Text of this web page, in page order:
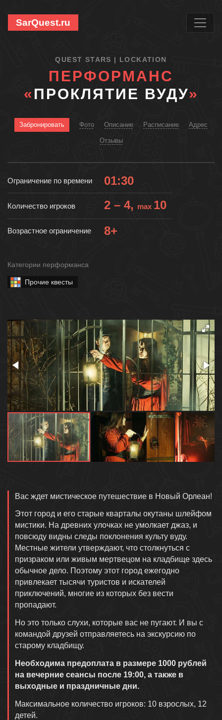
SarQuest.ru
QUEST STARS | LOCKATION
ПЕРФОРМАНС
«ПРОКЛЯТИЕ ВУДУ»
Забронировать Фото Описание Расписание Адрес
Отзывы
Ограничение по времени 01:30
Количество игроков 2 – 4, max 10
Возрастное ограничение 8+
Категории перформанса
Прочие квесты
Описание
Вас ждет мистическое путешествие в Новый Орлеан!
Этот город и его старые кварталы окутаны шлейфом
мистики. На древних улочках не умолкает джаз, и
повсюду видны следы поклонения культу вуду.
Местные жители утверждают, что столкнуться с
призраком или живым мертвецом на кладбище здесь
обычное дело. Поэтому этот город ежегодно
привлекает тысячи туристов и искателей
приключений, многие из которых без вести
пропадают.
Но это только слухи, которые вас не пугают. И вы с
командой друзей отправляетесь на экскурсию по
старому кладбищу.
Необходима предоплата в размере 1000 рублей
на вечерние сеансы после 19:00, а также в
выходные и праздничные дни.
Максимальное количество игроков: 10 взрослых, 12
детей.